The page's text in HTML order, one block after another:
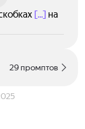
[...] на
29 промптов